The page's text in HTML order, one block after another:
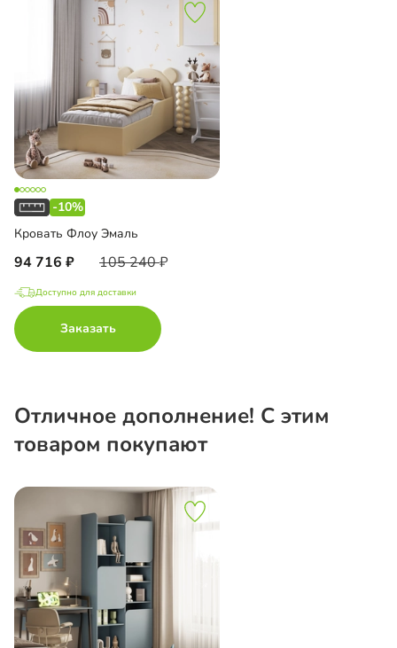
-10%
Кровать Флоу Эмаль
94 716 105 240
Доступно для доставки
Заказать
Отличное дополнение! С этим
товаром покупают